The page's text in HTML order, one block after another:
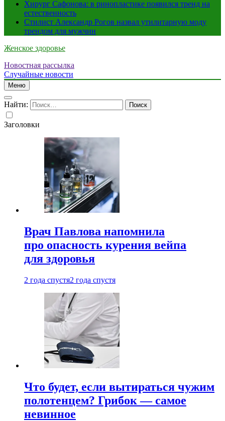
Хирург Сафонова: в ринопластике появился тренд на
естественность
Стилист Александр Рогов назвал утилитарную моду
трендом для мужчин
Женское здоровье
Новостная рассылка
Случайные новости
Меню
Найти:
Заголовки
Врач Павлова напомнила
про опасность курения вейпа
для здоровья
2 года спустя2 года спустя
Что будет, если вытираться чужим
полотенцем? Грибок — самое
невинное